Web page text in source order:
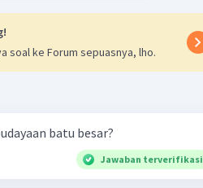
tepat adalah A.
soal ke Forum sepuasnya, lho.
batu besar?
Jawaban terverifikasi